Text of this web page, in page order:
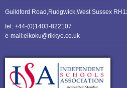
Guildford Road,Rudgwick,West Sussex
tel: +44-(0)1403-822107
e-mail:eikoku@rikkyo.co.uk